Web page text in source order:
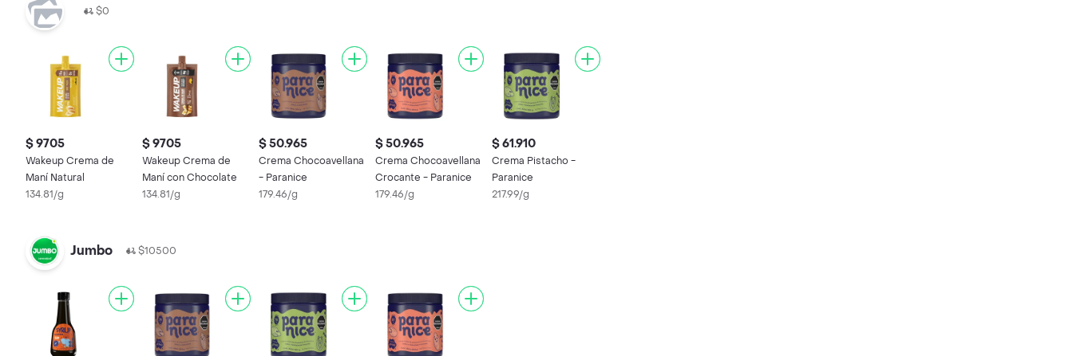
$0
$ 9705
Wakeup Crema de
Maní Natural
134.81/g
$ 9705
Wakeup Crema de
Maní con Chocolate
134.81/g
$ 50.965
Crema Chocoavellana
- Paranice
179.46/g
$ 50.965
Crema Chocoavellana
Crocante - Paranice
179.46/g
$ 61.910
Crema Pistacho -
Paranice
217.99/g
Jumbo $10500